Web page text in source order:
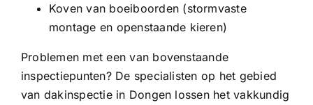
Koven van boeiboorden (stormvaste
montage en openstaande kieren)
Problemen met een van bovenstaande
inspectiepunten? De specialisten op het gebied
van dakinspectie in Dongen lossen het vakkundig